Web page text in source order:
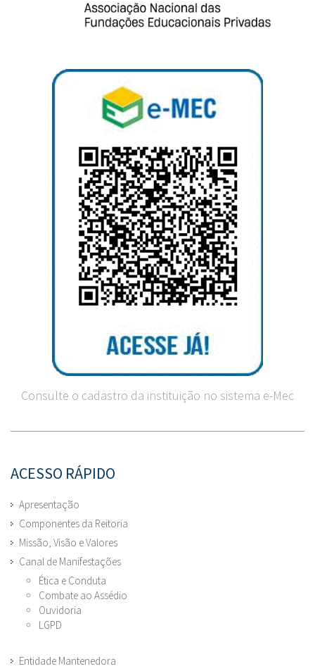
Consulte o cadastro da instituição no sistema e-Mec
ACESSO RÁPIDO
Apresentação
Componentes da Reitoria
Missão, Visão e Valores
Canal de Manifestações
Ética e Conduta
Combate ao Assédio
Ouvidoria
LGPD
Entidade Mantenedora